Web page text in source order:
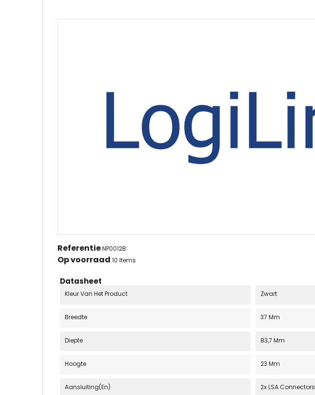
ReferentieNP0012B
Op voorraad 10 Items
Datasheet
Kleur Van Het Product Zwart
Breedte 37 Mm
Diepte 83,7 Mm
Hoogte 23 Mm
Aansluiting(en) 2x LSA Connectors